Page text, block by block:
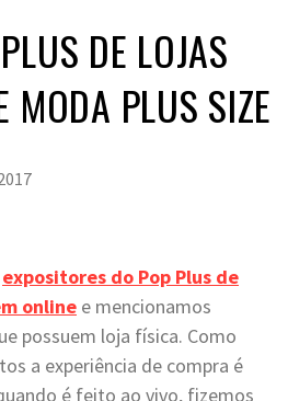
DE LOJAS
MODA PLUS SIZE
expositores do Pop Plus de
online e mencionamos
possuem loja física. Como
a experiência de compra é
é feito ao vivo, fizemos